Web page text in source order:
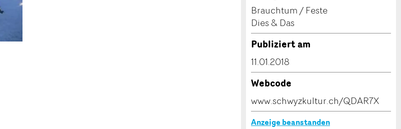
Brauchtum / Feste
Dies & Das
Publiziert am
11.01.2018
Webcode
www.schwyzkultur.ch/QDAR7X
Anzeige beanstanden